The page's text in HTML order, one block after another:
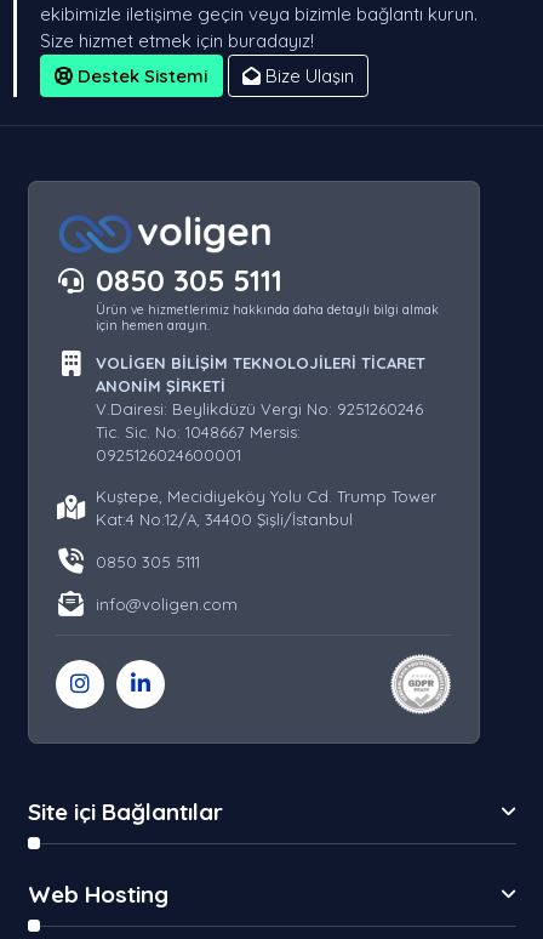
ekibimizle iletişime geçin veya bizimle bağlantı kurun.
Size hizmet etmek için buradayız!
Destek Sistemi
Bize Ulaşın
0850 305 5111
Ürün ve hizmetlerimiz hakkında daha detaylı bilgi almak
için hemen arayın.
VOLİGEN BİLİŞİM TEKNOLOJİLERİ TİCARET
ANONİM ŞİRKETİ
V.Dairesi: Beylikdüzü Vergi No: 9251260246
Tic. Sic. No: 1048667 Mersis:
0925126024600001
Kuştepe, Mecidiyeköy Yolu Cd. Trump Tower
Kat:4 No:12/A, 34400 Şişli/İstanbul
0850 305 5111
info@voligen.com
Site içi Bağlantılar
Web Hosting